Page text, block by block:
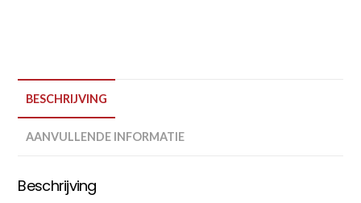
BESCHRIJVING
AANVULLENDE INFORMATIE
Beschrijving